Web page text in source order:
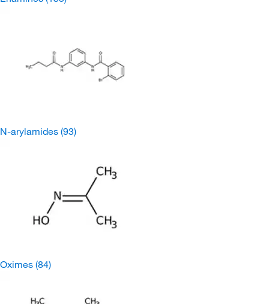
N-arylamides (93)
Oximes (84)